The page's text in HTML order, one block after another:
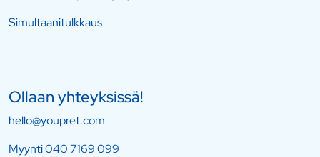
Simultaanitulkkaus
Ollaan yhteyksissä!
hello@youpret.com
Myynti040 7169 099